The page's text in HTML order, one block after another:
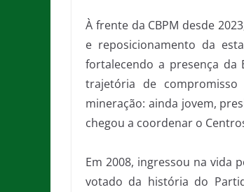
À frente da CBPM desde
e reposicionamento da
fortalecendo a presença da
trajetória de
mineração: ainda jovem,
chegou a coordenar o
Em 2008, ingressou na vida
votado da história do